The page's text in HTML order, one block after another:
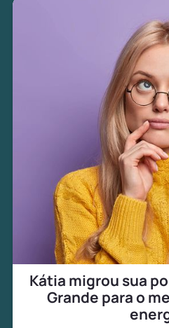
Kátia migrou sua
Grande para o